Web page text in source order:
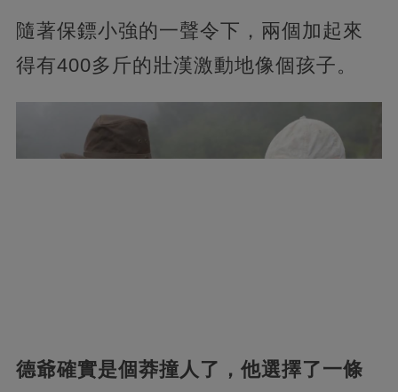
隨著保鏢小強的一聲令下，兩個加起來
得有400多斤的壯漢激動地像個孩子。
德爺確實是個莽撞人了，他選擇了一條